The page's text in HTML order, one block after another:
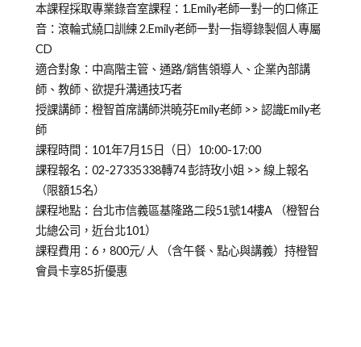
本課程採取專業錄音室課程：1.Emily老師一對一的口條正
音：滾輪式繞口訓練 2.Emily老師一對一指導錄製個人專屬
CD
適合對象：中高階主管、通路/銷售領導人、企業內部講
師、教師、欲提升溝通技巧者
授課講師：橙智首席講師洪曉芬Emily老師 >> 認識Emily老
師
課程時間：101年7月15日（日）10:00-17:00
課程報名：02-27335338轉74 彭詩玫小姐 >> 線上報名
（限額15名）
課程地點：台北市信義區基隆路二段51號14樓A （橙智台
北總公司，近台北101）
課程費用：6，800元/ 人 （含午餐、點心與講義）持橙智
會員卡享85折優惠